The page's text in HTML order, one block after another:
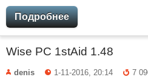
Подробнее
Wise PC 1stAid 1.48
denis 1-11-2016, 20:14
7